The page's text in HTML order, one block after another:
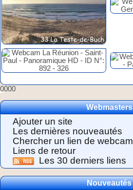
0000
Webmasters
Ajouter un site
Les dernières nouveautés
Chercher un lien de webcam
Liens de retour
Les 30 derniers liens
Nouveautés